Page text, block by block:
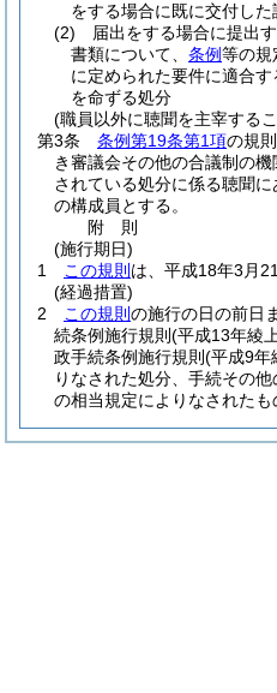
をする場合に既に交付し
(2)
届出をする場合に提出
書類について、 条例等の規
に定められた要件に適合
を命ずる処分
(職員以外に聴聞を主宰する
第3条
条例第19条第1項の規
き審議会その他の合議制の
されている処分に係る聴聞
の構成員とする。
附 則
(施行期日)
1
この規則 は、平成18年3月
(経過措置)
2
この規則 の施行の日の前日
続条例施行規則 (平成13年綾
政手続条例施行規則 (平成9年
りなされた処分、手続その
の相当規定によりなされたも